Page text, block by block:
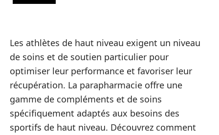
Les athlètes de haut niveau exigent un niveau
de soins et de soutien particulier pour
optimiser leur performance et favoriser leur
récupération. La parapharmacie offre une
gamme de compléments et de soins
spécifiquement adaptés aux besoins des
sportifs de haut niveau. Découvrez comment